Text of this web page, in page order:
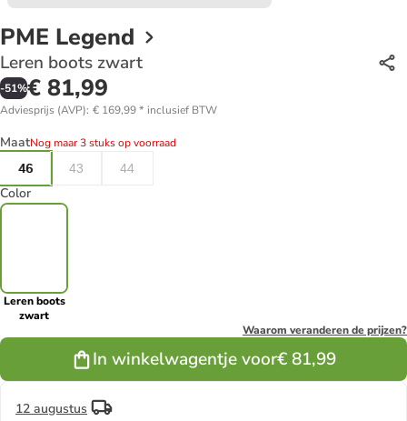
PME Legend
Leren boots zwart
-51%€ 81,99
Adviesprijs (AVP): € 169,99* inclusief BTW
MaatNog maar 3 stuks op voorraad
46
43 44
Color
Leren boots
zwart
Waarom veranderen de prijzen?
In winkelwagentje voor€ 81,99
12 augustus